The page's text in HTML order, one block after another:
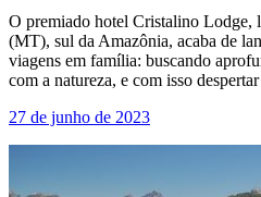
O premiado hotel Cristalino Lodge,
(MT), sul da Amazônia, acaba de
viagens em família: buscando
com a natureza, e com isso
27 de junho de 2023